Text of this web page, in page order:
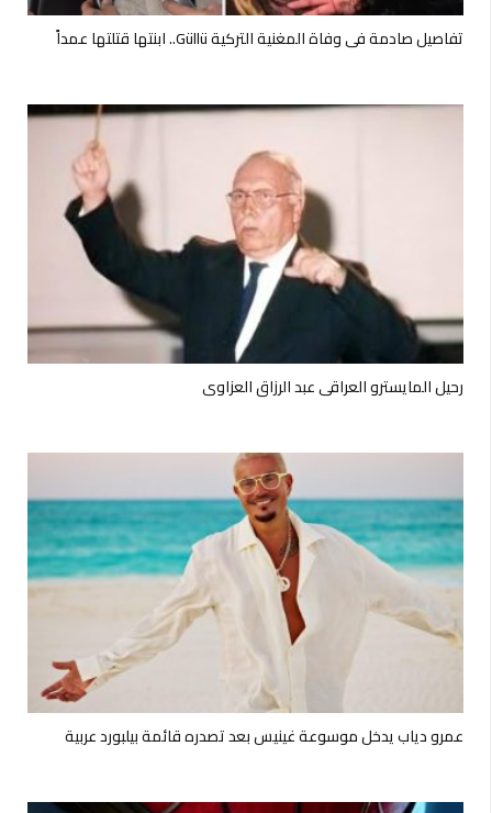
تفاصيل صادمة في وفاة المغنية التركية Güllü.. ابنتها قتلتها عمداً
رحيل المايسترو العراقي عبد الرزاق العزاوي
عمرو دياب يدخل موسوعة غينيس بعد تصدره قائمة بيلبورد عربية